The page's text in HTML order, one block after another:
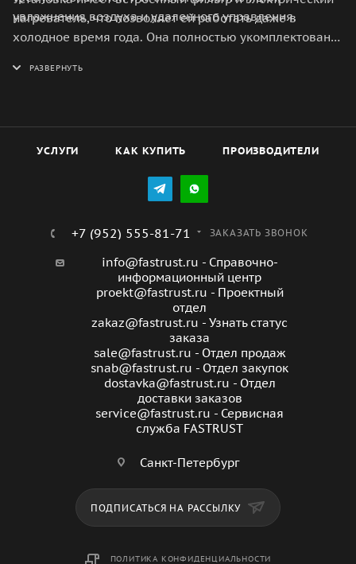
увлажнения воздуха и удаленного управления.
нагреватель, что позволяет ей работать даже в
холодное время года. Она полностью укомплектована
для тех, кто хочет обеспечить комфортную атмосферу
УСЛУГИ КАК КУПИТЬ ПРОИЗВОДИТЕЛИ
+7 (952) 555-81-71 ЗАКАЗАТЬ ЗВОНОК
info@fastrust.ru - Справочно-
информационный центр
proekt@fastrust.ru - Проектный
отдел
zakaz@fastrust.ru - Узнать статус
заказа
sale@fastrust.ru - Отдел продаж
snab@fastrust.ru - Отдел закупок
dostavka@fastrust.ru - Отдел
доставки заказов
service@fastrust.ru - Сервисная
служба FASTRUST
Санкт-Петербург
ПОДПИСАТЬСЯ НА РАССЫЛКУ
ПОЛИТИКА КОНФИДЕНЦИАЛЬНОСТИ